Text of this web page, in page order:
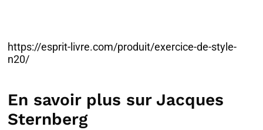
https://esprit-livre.com/produit/exercice-de-style-
n20/
En savoir plus sur Jacques
Sternberg